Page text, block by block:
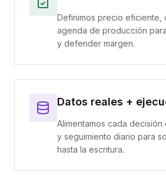
Definimos precio eficiente,
agenda de producción
y defender margen.
Datos reales +
Alimentamos cada
y seguimiento diario para
hasta la escritura.